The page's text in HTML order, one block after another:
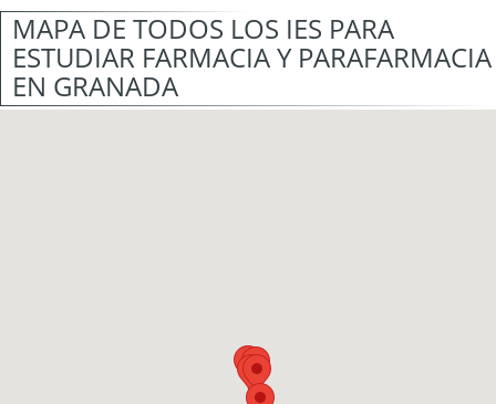
MAPA DE TODOS LOS IES PARA
ESTUDIAR FARMACIA Y PARAFARMACIA
EN GRANADA